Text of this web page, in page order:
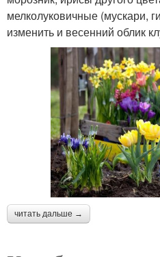
мелколуковичные (мускари,
изменить и весенний облик
читать дальше →